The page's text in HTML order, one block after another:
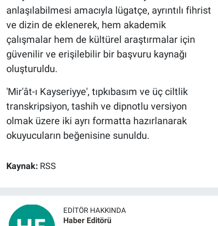
anlaşılabilmesi amacıyla lügatçe, ayrıntılı fihrist
ve dizin de eklenerek, hem akademik
çalışmalar hem de kültürel araştırmalar için
güvenilir ve erişilebilir bir başvuru kaynağı
oluşturuldu.
'Mir'ât-ı Kayseriyye', tıpkıbasım ve üç ciltlik
transkripsiyon, tashih ve dipnotlu versiyon
olmak üzere iki ayrı formatta hazırlanarak
okuyucuların beğenisine sunuldu.
Kaynak: RSS
EDITÖR HAKKINDA
Haber Editörü